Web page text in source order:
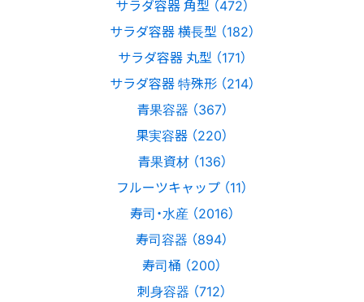
サラダ容器 角型 （472）
サラダ容器 横長型 （182）
サラダ容器 丸型 （171）
サラダ容器 特殊形 （214）
青果容器 （367）
果実容器 （220）
青果資材 （136）
フルーツキャップ （11）
寿司・水産 （2016）
寿司容器 （894）
寿司桶 （200）
刺身容器 （712）